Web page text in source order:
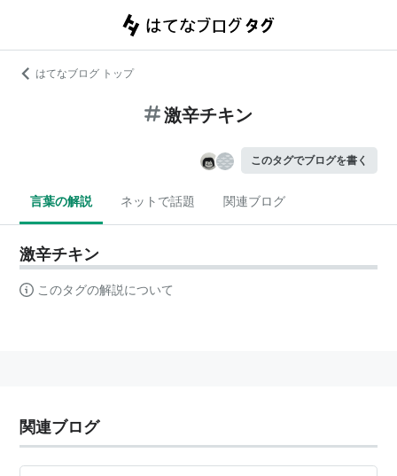
はてなブログ トップ
激辛チキン
このタグでブログを書く
言葉の解説 ネットで話題 関連ブログ
激辛チキン
このタグの解説について
関連ブログ